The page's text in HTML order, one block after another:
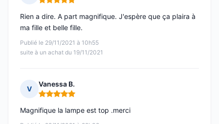
Note : 5 sur 5
Publié le 29/11/2021 à 10h55
suite à un achat du 19/11/2021
Rien a dire. A part magnifique. J'espère que ça plaira à
ma fille et belle fille.
V
Vanessa B.
Note : 5 sur 5
Magnifique la lampe est top .merci